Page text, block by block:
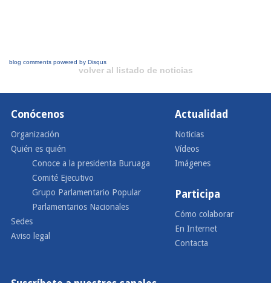
blog comments powered by Disqus
volver al listado de noticias
Conócenos
Organización
Quién es quién
Conoce a la presidenta Buruaga
Comité Ejecutivo
Grupo Parlamentario Popular
Parlamentarios Nacionales
Sedes
Aviso legal
Actualidad
Noticias
Vídeos
Imágenes
Participa
Cómo colaborar
En Internet
Contacta